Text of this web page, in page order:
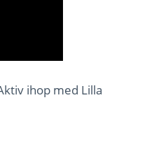
ihop med Lilla